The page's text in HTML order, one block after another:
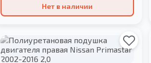
Нет в наличии